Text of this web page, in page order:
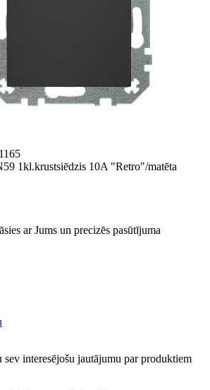
1kl.krustsiēdzis 10A "Retro"/matēta
ar Jums un precizēs pasūtījuma
interesējošu jautājumu par produktiem